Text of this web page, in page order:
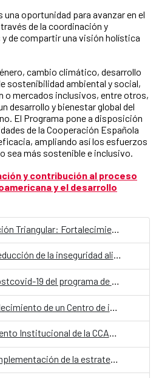
oportunidad para avanzar en el
de la coordinación y
de compartir una visión holística
cambio climático, desarrollo
sostenibilidad ambiental y social,
o mercados inclusivos, entre otros,
desarrollo y bienestar global del
El Programa pone a disposición
de la Cooperación Española
ampliando así los esfuerzos
sea más sostenible e inclusivo.
y contribución al proceso
y el desarrollo
Proyecto de Cooperación Triangular: Fortalecimiento del marco regulatorio relacionado con trasplante renal y donación de órganos de los Estados Miembros del SICA
Proyecto Apoyo a la reducción de la inseguridad alimentaria y nutricional con énfasis en grupos vulnerables incluidos mujeres y jóvenes rurales en los territorios priorizados de la ECADERT
Proyecto Acciones postcovid-19 del programa de fortalecimiento a la mipyme con énfasis en CRV en la región SICA
Proyecto “Fortalecimiento Institucional de la CCAD para implementar la Estrategia Regional Ambiental Marco -ERAM
Proyecto apoyo a la implementación de la estrategia para prevención, mitigación y control de la enfermedad renal crónica de origen no tradicional (ERCnT) en Centroamérica y República Dominicana